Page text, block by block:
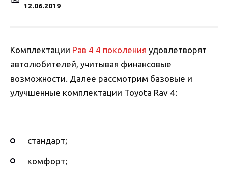
12.06.2019
Комплектации Рав 4 4 поколения удовлетворят
автолюбителей, учитывая финансовые
возможности. Далее рассмотрим базовые и
улучшенные комплектации Toyota Rav 4:
стандарт;
комфорт;